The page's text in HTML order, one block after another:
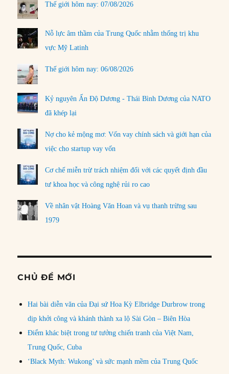
Thế giới hôm nay: 07/08/2026
Nỗ lực âm thầm của Trung Quốc nhằm thống trị khu
vực Mỹ Latinh
Thế giới hôm nay: 06/08/2026
Kỷ nguyên Ấn Độ Dương - Thái Bình Dương của NATO
đã khép lại
Nợ cho kẻ mộng mơ: Vốn vay chính sách và giới hạn của
việc cho startup vay vốn
Cơ chế miễn trừ trách nhiệm đối với các quyết định đầu
tư khoa học và công nghệ rủi ro cao
Về nhân vật Hoàng Văn Hoan và vụ thanh trừng sau
1979
CHỦ ĐỀ MỚI
Hai bài diễn văn của Đại sứ Hoa Kỳ Elbridge Durbrow trong
dịp khởi công và khánh thành xa lộ Sài Gòn – Biên Hòa
Điểm khác biệt trong tư tưởng chiến tranh của Việt Nam,
Trung Quốc, Cuba
‘Black Myth: Wukong’ và sức mạnh mềm của Trung Quốc